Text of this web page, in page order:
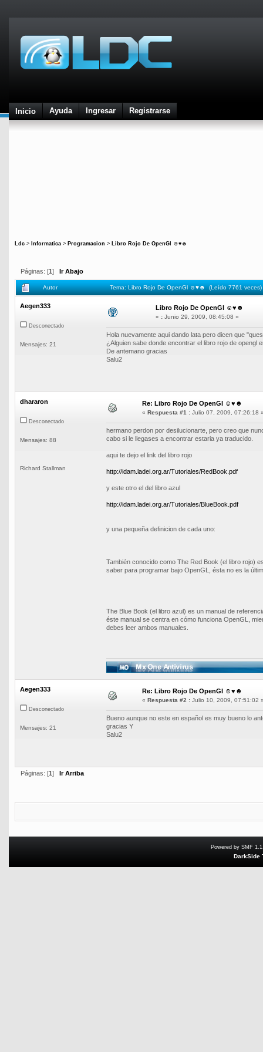
Inicio Ayuda Ingresar Registrarse
Ldc > Informatica > Programacion > Libro Rojo De OpenGl ☺♥☻
Páginas: [1 ] Ir Abajo
Autor Tema: Libro Rojo De OpenGl ☺♥☻ (Leído 7761 veces)
Aegen333
Desconectado
Mensajes: 21
Libro Rojo De OpenGl ☺♥☻
« : Junio 29, 2009, 08:45:08 »
Hola nuevamente aqui dando lata pero dicen que
¿Alguien sabe donde encontrar el libro rojo de
De antemano gracias
Salu2
dhararon
Desconectado
Mensajes: 88
Richard Stallman
Re: Libro Rojo De OpenGl ☺♥☻
« Respuesta #1 : Julio 07, 2009, 07:26:18
hermano perdon por desilucionarte, pero creo que
cabo si le llegases a encontrar estaria ya traducido.
aqui te dejo el link del libro rojo
http://idam.ladei.org.ar/Tutoriales/RedBook.pdf
y este otro el del libro azul
http://idam.ladei.org.ar/Tutoriales/BlueBook.pdf
y una pequeña definicion de cada uno:
También conocido como The Red Book (el libro rojo)
saber para programar bajo OpenGL, ésta no es la
The Blue Book (el libro azul) es un manual de
éste manual se centra en cómo funciona OpenGL,
debes leer ambos manuales.
Aegen333
Desconectado
Mensajes: 21
Re: Libro Rojo De OpenGl ☺♥☻
« Respuesta #2 : Julio 10, 2009, 07:51:02
Bueno aunque no este en español es muy bueno lo
gracias Y
Salu2
Páginas: [1 ] Ir Arriba
Powered by SMF
DarkSide